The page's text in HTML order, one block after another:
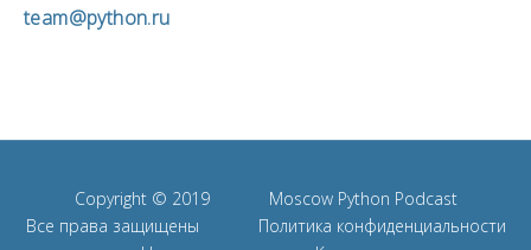
team@python.ru
Copyright © 2019
Moscow Python Podcast
Все права защищены
Политика конфиденциальности